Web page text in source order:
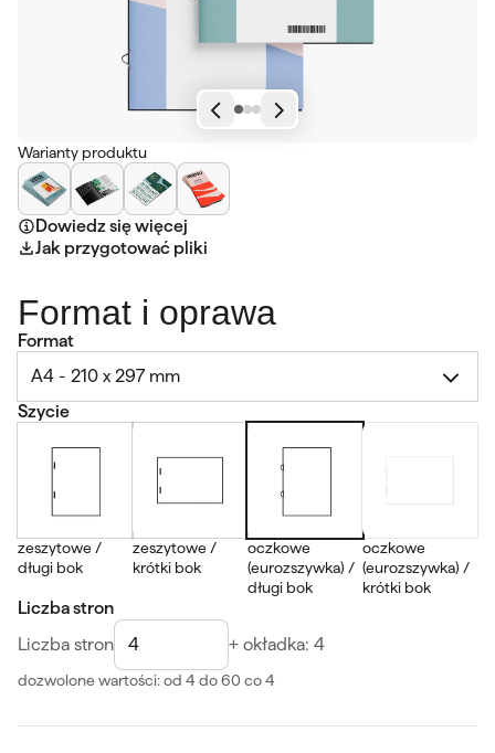
Warianty produktu
Dowiedz się więcej
Jak przygotować pliki
Format i oprawa
Format
A4 - 210 x 297 mm
Szycie
zeszytowe /
długi bok
zeszytowe /
krótki bok
oczkowe
(eurozszywka) /
długi bok
oczkowe
(eurozszywka) /
krótki bok
Liczba stron
Liczba stron
+ okładka: 4
dozwolone wartości: od 4 do 60 co 4